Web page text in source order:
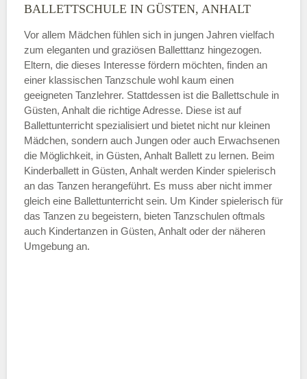
—
ÖFFNUNGSZEITEN HINZUFÜGEN
Freitag
—
ÖFFNUNGSZEITEN HINZUFÜGEN
Samstag
BALLETTSCHULE IN GÜSTEN, ANHALT
Vor allem Mädchen fühlen sich in jungen Jahren vielfach
zum eleganten und graziösen Balletttanz hingezogen.
Eltern, die dieses Interesse fördern möchten, finden an
einer klassischen Tanzschule wohl kaum einen
geeigneten Tanzlehrer. Stattdessen ist die Ballettschule in
Güsten, Anhalt die richtige Adresse. Diese ist auf
Ballettunterricht spezialisiert und bietet nicht nur kleinen
Mädchen, sondern auch Jungen oder auch Erwachsenen
die Möglichkeit, in Güsten, Anhalt Ballett zu lernen. Beim
Kinderballett in Güsten, Anhalt werden Kinder spielerisch
an das Tanzen herangeführt. Es muss aber nicht immer
gleich eine Ballettunterricht sein. Um Kinder spielerisch für
das Tanzen zu begeistern, bieten Tanzschulen oftmals
auch Kindertanzen in Güsten, Anhalt oder der näheren
Umgebung an.